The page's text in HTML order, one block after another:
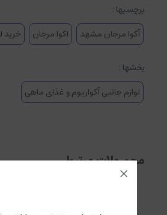
برچسبها :
آکوا مرجان مشهد
اکوا مرجان خرید
بخشها :
لوازم جانبی آکواریوم و غذای ماهی
محصولات مرتبط